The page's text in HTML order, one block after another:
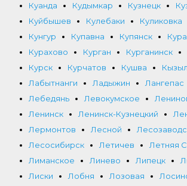
Куанда
Кудымкар Кузнецк
Куйбышев
Кулебаки Куликовка
Кунгур
Купавна Купянск
Курахово
Курган Курганинск
Курск
Курчатов Кушва Кызыл
Лабытнанги
Ладыжин Лангепас
Лебедянь
Левокумское
Ленинск
Ленинск-Кузнецкий
Лермонтов
Лесной
Лесосибирск
Летичев
Летняя
Лиманское
Линево Липецк
Лиски
Лобня Лозовая